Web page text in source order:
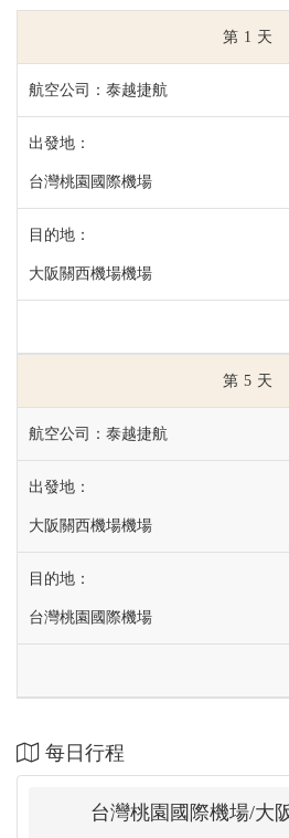
1
泰越捷航
台灣桃園國際機場
大阪關西機場機場
5
泰越捷航
大阪關西機場機場
台灣桃園國際機場
每日行程
台灣桃園國際機場/大